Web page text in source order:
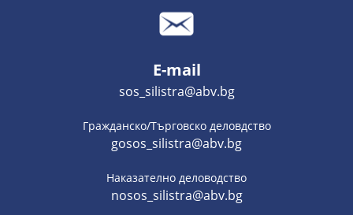
E-mail
sos_silistra@abv.bg
Гражданско/Търговско деловдство
gosos_silistra@abv.bg
Наказателно деловодство
nosos_silistra@abv.bg